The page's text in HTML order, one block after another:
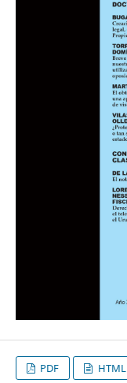
PDF HTML